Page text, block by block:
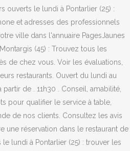
ouverts le lundi à Pontarlier (25) :
et adresses des professionnels
ville dans l'annuaire PagesJaunes
(45) : Trouvez tous les
de chez vous. Voir les évaluations,
restaurants. Ouvert du lundi au
de . 11h30 . Conseil, amabilité,
pour qualifier le service à table,
de nos clients. Consultez les avis
une réservation dans le restaurant de
lundi à Pontarlier (25) : trouver les